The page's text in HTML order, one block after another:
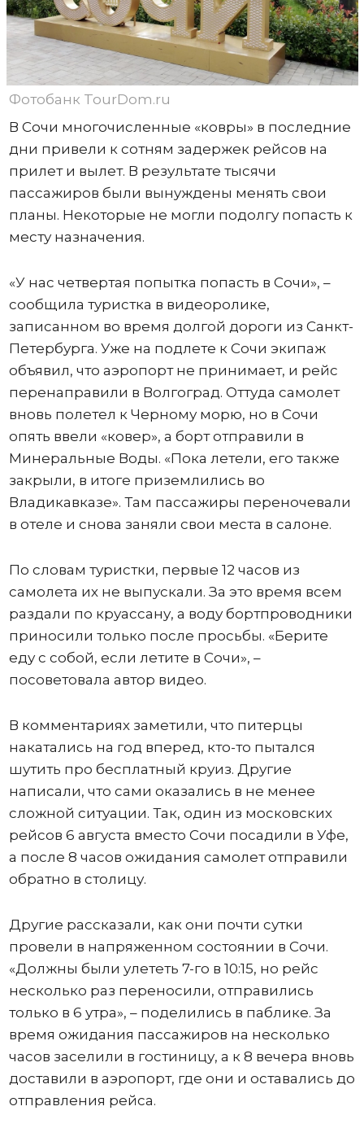
Фотобанк TourDom.ru
В Сочи многочисленные «ковры» в последние
дни привели к сотням задержек рейсов на
прилет и вылет. В результате тысячи
пассажиров были вынуждены менять свои
планы. Некоторые не могли подолгу попасть к
месту назначения.
«У нас четвертая попытка попасть в Сочи», –
сообщила туристка в видеоролике,
записанном во время долгой дороги из Санкт-
Петербурга. Уже на подлете к Сочи экипаж
объявил, что аэропорт не принимает, и рейс
перенаправили в Волгоград. Оттуда самолет
вновь полетел к Черному морю, но в Сочи
опять ввели «ковер», а борт отправили в
Минеральные Воды. «Пока летели, его также
закрыли, в итоге приземлились во
Владикавказе». Там пассажиры переночевали
в отеле и снова заняли свои места в салоне.
По словам туристки, первые 12 часов из
самолета их не выпускали. За это время всем
раздали по круассану, а воду бортпроводники
приносили только после просьбы. «Берите
еду с собой, если летите в Сочи», –
посоветовала автор видео.
В комментариях заметили, что питерцы
накатались на год вперед, кто-то пытался
шутить про бесплатный круиз. Другие
написали, что сами оказались в не менее
сложной ситуации. Так, один из московских
рейсов 6 августа вместо Сочи посадили в Уфе,
а после 8 часов ожидания самолет отправили
обратно в столицу.
Другие рассказали, как они почти сутки
провели в напряженном состоянии в Сочи.
«Должны были улететь 7-го в 10:15, но рейс
несколько раз переносили, отправились
только в 6 утра», – поделились в паблике. За
время ожидания пассажиров на несколько
часов заселили в гостиницу, а к 8 вечера вновь
доставили в аэропорт, где они и оставались до
отправления рейса.